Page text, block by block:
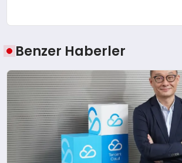
Benzer Haberler